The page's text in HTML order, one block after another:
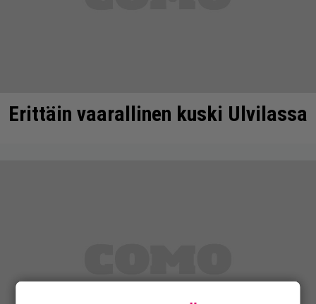
Erittäin vaarallinen kuski Ulvilassa